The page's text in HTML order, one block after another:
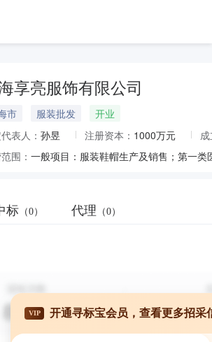
享亮服饰有限公司
市 服装批发
开业
表人： 孙昱 注册资本： 1000万元
围：
标 （0） 代理 （0）
VIP 开通寻标宝会员，查看更多招采